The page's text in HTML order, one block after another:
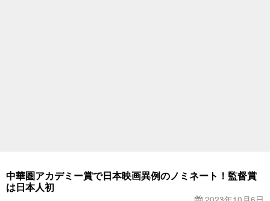
中華圏アカデミー賞で日本映画異例のノミネート！監督賞
は日本人初